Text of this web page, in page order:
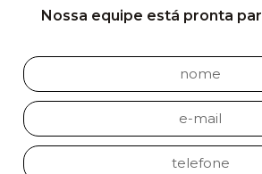
Nossa equipe está pronta